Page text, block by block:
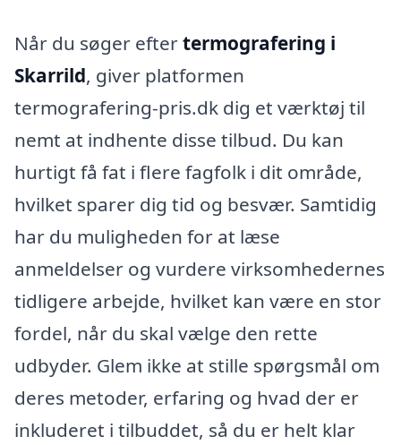
Når du søger eftertermografering i
Skarrild, giver platformen
termografering-pris.dk dig et værktøj til
nemt at indhente disse tilbud. Du kan
hurtigt få fat i flere fagfolk i dit område,
hvilket sparer dig tid og besvær. Samtidig
har du muligheden for at læse
anmeldelser og vurdere virksomhedernes
tidligere arbejde, hvilket kan være en stor
fordel, når du skal vælge den rette
udbyder. Glem ikke at stille spørgsmål om
deres metoder, erfaring og hvad der er
inkluderet i tilbuddet, så du er helt klar